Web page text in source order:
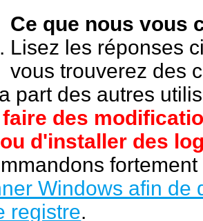
Ce que nous vous
Lisez les réponses
vous trouverez des
part des autres
des
d'installer des
Windows afin de
registre.